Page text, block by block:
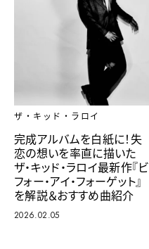
ザ・キッド・ラロイ
完成アルバムを白紙に！失
恋の想いを率直に描いた
ザ・キッド・ラロイ最新作『ビ
フォー・アイ・フォーゲット』
を解説＆おすすめ曲紹介
2026.02.05